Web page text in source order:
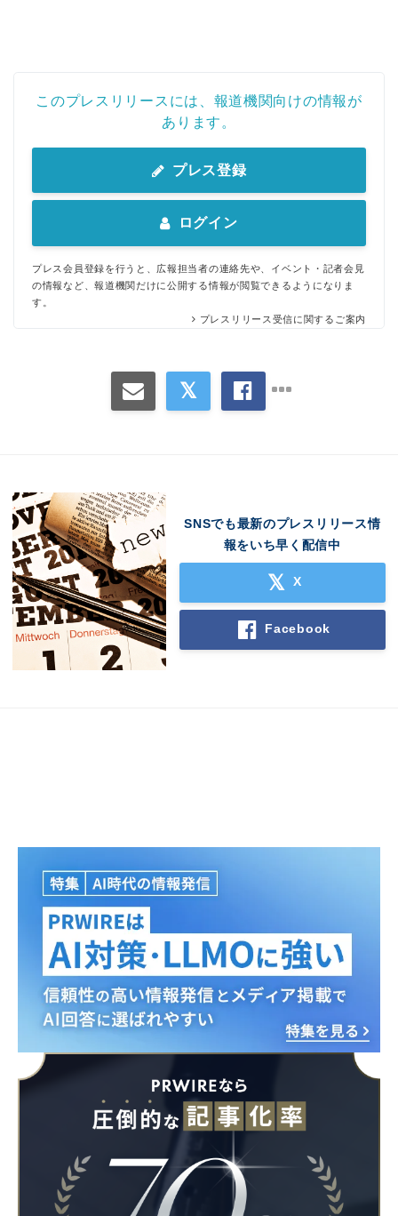
このプレスリリースには、報道機関向けの情報が
あります。
プレス登録
ログイン
プレス会員登録を行うと、広報担当者の連絡先や、イベント・記者会見
の情報など、報道機関だけに公開する情報が閲覧できるようになりま
す。
プレスリリース受信に関するご案内
SNSでも最新のプレスリリース情
報をいち早く配信中
X
Facebook